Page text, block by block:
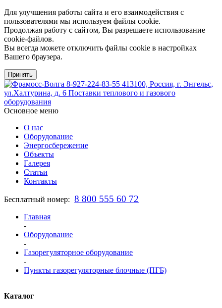
Для улучшения работы сайта и его взаимодействия с
пользователями мы используем файлы cookie.
Продолжая работу с сайтом, Вы разрешаете использование
cookie-файлов.
Вы всегда можете отключить файлы cookie в настройках
Вашего браузера.
Принять
8-927-224-83-55 413100, Россия, г. Энгельс,
ул.Халтурина, д. 6 Поставки теплового и газового
оборудования
Основное меню
О нас
Оборудование
Энергосбережение
Объекты
Галерея
Статьи
Контакты
Бесплатный номер: 8 800 555 60 72
Главная
-
Оборудование
-
Газорегуляторное оборудование
-
Пункты газорегуляторные блочные (ПГБ)
Каталог